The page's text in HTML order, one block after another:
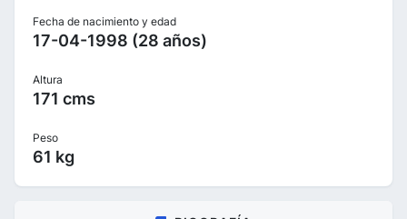
Fecha de nacimiento y edad
17-04-1998 (28 años)
Altura
171 cms
Peso
61 kg